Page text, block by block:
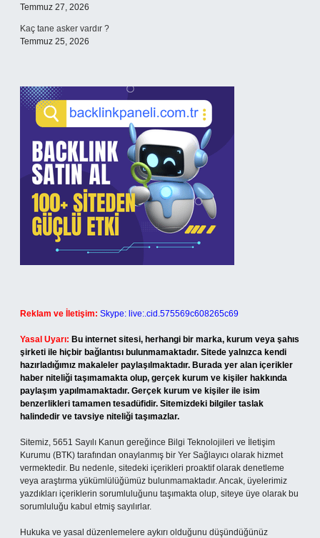
Temmuz 27, 2026
Kaç tane asker vardır ?
Temmuz 25, 2026
Reklam ve İletişim: Skype: live:.cid.575569c608265c69
Yasal Uyarı: Bu internet sitesi, herhangi bir marka, kurum veya şahıs
şirketi ile hiçbir bağlantısı bulunmamaktadır. Sitede yalnızca kendi
hazırladığımız makaleler paylaşılmaktadır. Burada yer alan içerikler
haber niteliği taşımamakta olup, gerçek kurum ve kişiler hakkında
paylaşım yapılmamaktadır. Gerçek kurum ve kişiler ile isim
benzerlikleri tamamen tesadüfidir. Sitemizdeki bilgiler taslak
halindedir ve tavsiye niteliği taşımazlar.
Sitemiz, 5651 Sayılı Kanun gereğince Bilgi Teknolojileri ve İletişim
Kurumu (BTK) tarafından onaylanmış bir Yer Sağlayıcı olarak hizmet
vermektedir. Bu nedenle, sitedeki içerikleri proaktif olarak denetleme
veya araştırma yükümlülüğümüz bulunmamaktadır. Ancak, üyelerimiz
yazdıkları içeriklerin sorumluluğunu taşımakta olup, siteye üye olarak bu
sorumluluğu kabul etmiş sayılırlar.
Hukuka ve yasal düzenlemelere aykırı olduğunu düşündüğünüz